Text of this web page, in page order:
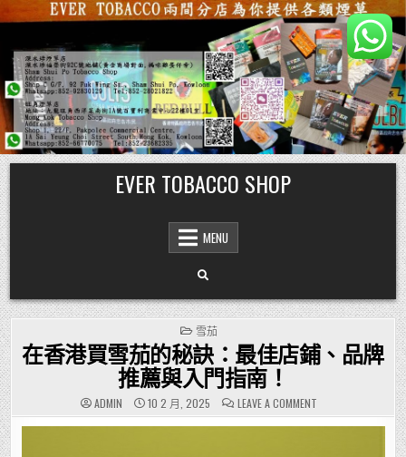
Skip
to
content
EVER TOBACCO SHOP
MENU
POSTED
IN
雪茄
在香港買雪茄的秘訣：最佳店鋪、品牌
推薦與入門指南！
ADMIN 10 2 月, 2025 LEAVE A COMMENTON
在
香